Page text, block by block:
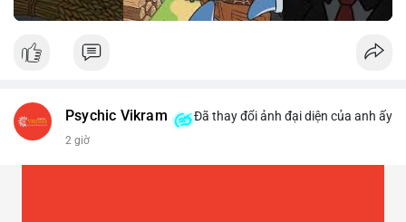
Psychic Vikram Đã thay đổi ảnh đại diện của anh ấy
2 giờ